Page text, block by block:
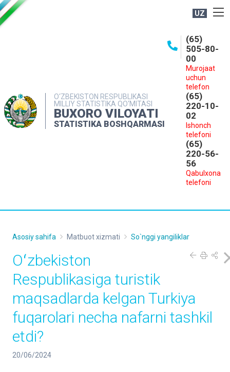
UZ
O‘ZBEKISTON RESPUBLIKASI
MILLIY STATISTIKA QO‘MITASI
BUXORO VILOYATI
STATISTIKA BOSHQARMASI
(65)
505-80-
00
Murojaat
uchun
telefon
(65)
220-10-
02
Ishonch
telefoni
(65)
220-56-
56
Qabulxona
telefoni
MATBUOT XIZMATI
MUROJAATLAR
Asosiy sahifa Matbuot xizmati So`nggi yangiliklar
Oʻzbekiston
Respublikasiga turistik
maqsadlarda kelgan Turkiya
fuqarolari necha nafarni tashkil
etdi?
20/06/2024